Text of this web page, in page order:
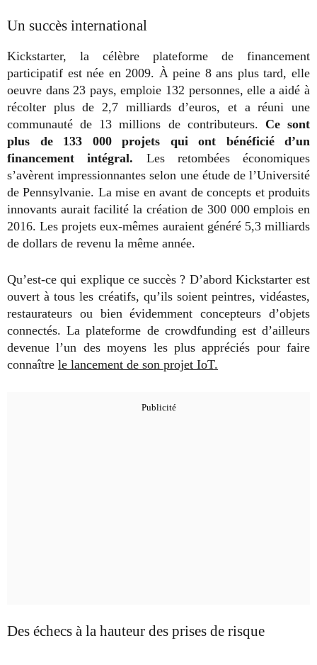
Un succès international
Kickstarter, la célèbre plateforme de financement
participatif est née en 2009. À peine 8 ans plus tard, elle
oeuvre dans 23 pays, emploie 132 personnes, elle a aidé à
récolter plus de 2,7 milliards d’euros, et a réuni une
communauté de 13 millions de contributeurs. Ce sont
plus de 133 000 projets qui ont bénéficié d’un
financement intégral. Les retombées économiques
s’avèrent impressionnantes selon une étude de l’Université
de Pennsylvanie. La mise en avant de concepts et produits
innovants aurait facilité la création de 300 000 emplois en
2016. Les projets eux-mêmes auraient généré 5,3 milliards
de dollars de revenu la même année.
Qu’est-ce qui explique ce succès ? D’abord Kickstarter est
ouvert à tous les créatifs, qu’ils soient peintres, vidéastes,
restaurateurs ou bien évidemment concepteurs d’objets
connectés. La plateforme de crowdfunding est d’ailleurs
devenue l’un des moyens les plus appréciés pour faire
connaître le lancement de son projet IoT.
Des échecs à la hauteur des prises de risque